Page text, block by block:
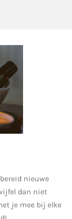
nieuwe
dan niet
je mee bij elke